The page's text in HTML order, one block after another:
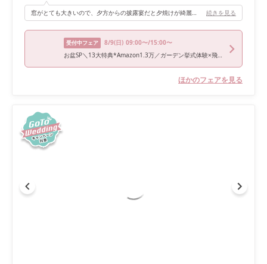
窓がとても大きいので、夕方からの披露宴だと夕焼けが綺麗に見えます。レストランなのでお料理にこだわっていて、ゲストにも好評でした！ 続きを見る
受付中フェア 8/9(日) 09:00〜/15:00〜
お盆SP＼13大特典*Amazon1.3万／ガーデン挙式体験×飛騨牛オマール試食
ほかのフェアを見る